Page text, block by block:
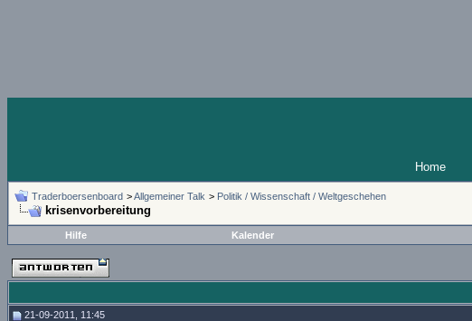
Home
Traderboersenboard >Allgemeiner Talk > Politik / Wissenschaft / Weltgeschehen
krisenvorbereitung
Hilfe Kalender
21-09-2011, 11:45